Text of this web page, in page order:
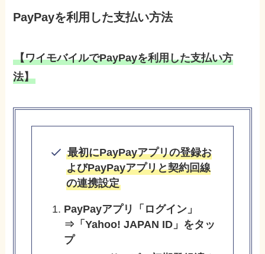
PayPayを利用した支払い方法
【ワイモバイルでPayPayを利用した支払い方
法】
最初にPayPayアプリの登録お
よびPayPayアプリと契約回線
の連携設定
PayPayアプリ「ログイン」
⇒「Yahoo! JAPAN ID」をタッ
プ